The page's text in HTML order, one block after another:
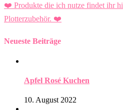
❤️ Produkte die ich nutze findet ihr
Plotterzubehör. ❤️
Neueste Beiträge
Apfel Rosé Kuchen
10. August 2022